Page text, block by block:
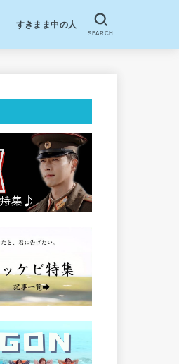
すきまま中の人
SEARCH